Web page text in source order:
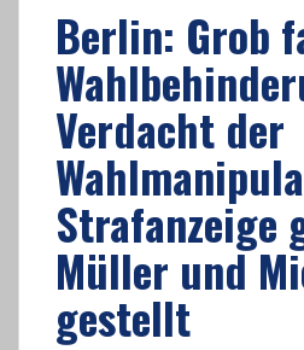
Berlin: Grob
Verdacht der
Strafanzeige
Müller und
gestellt